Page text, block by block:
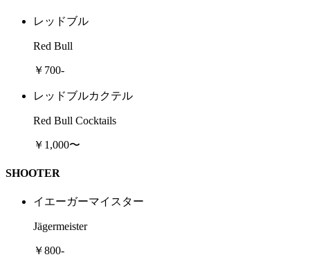
レッドブル
Red Bull
￥700-
レッドブルカクテル
Red Bull Cocktails
￥1,000〜
SHOOTER
イエーガーマイスター
Jägermeister
￥800-